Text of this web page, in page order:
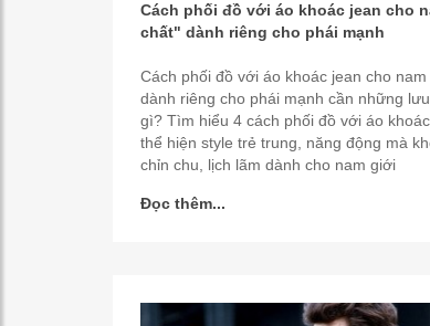
Cách phối đồ với áo khoác jean cho
chất" dành riêng cho phái mạnh
Cách phối đồ với áo khoác jean cho
dành riêng cho phái mạnh cần những
gì? Tìm hiểu 4 cách phối đồ với áo
thể hiện style trẻ trung, năng động mà
chỉn chu, lịch lãm dành cho nam giới
Đọc thêm...